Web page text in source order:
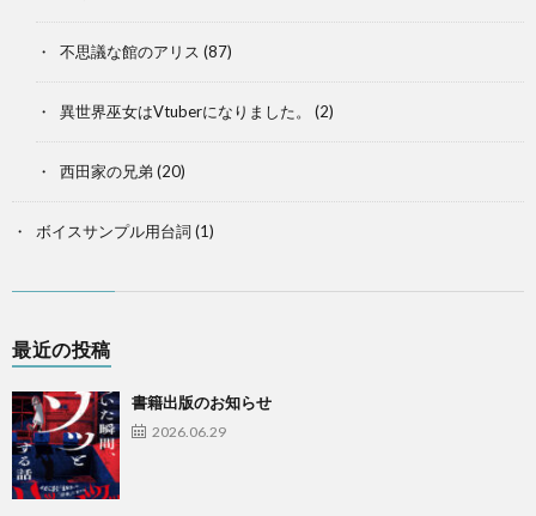
不思議な館のアリス (87)
異世界巫女はVtuberになりました。 (2)
西田家の兄弟(20)
ボイスサンプル用台詞 (1)
最近の投稿
書籍出版のお知らせ
2026.06.29